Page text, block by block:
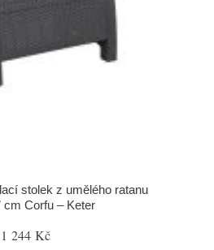
stolek z umělého ratanu
cm Corfu – Keter
1 244 Kč